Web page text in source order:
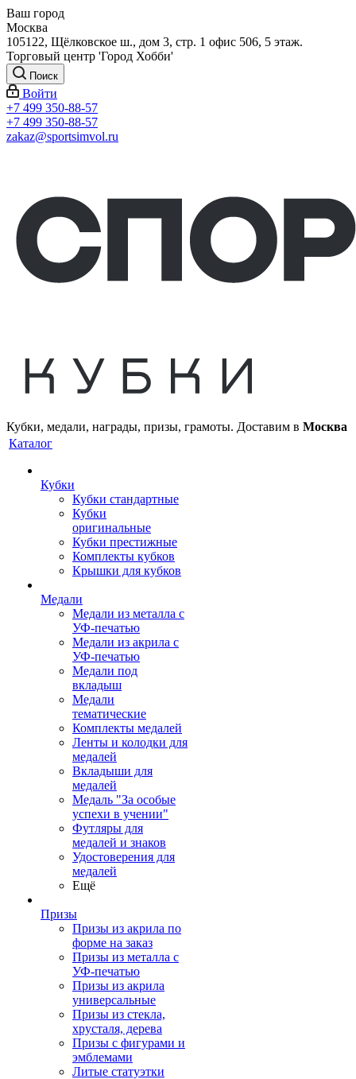
Ваш город
Москва
105122, Щёлковское ш., дом 3, стр. 1 офис 506, 5 этаж.
Торговый центр 'Город Хобби'
Поиск
Войти
+7 499 350-88-57
+7 499 350-88-57
zakaz@sportsimvol.ru
Кубки, медали, награды, призы, грамоты. Доставим в Москва
Каталог
Кубки
Кубки стандартные
Кубки
оригинальные
Кубки престижные
Комплекты кубков
Крышки для кубков
Медали
Медали из металла с
УФ-печатью
Медали из акрила с
УФ-печатью
Медали под
вкладыш
Медали
тематические
Комплекты медалей
Ленты и колодки для
медалей
Вкладыши для
медалей
Медаль "За особые
успехи в учении"
Футляры для
медалей и знаков
Удостоверения для
медалей
Ещё
Призы
Призы из акрила по
форме на заказ
Призы из металла с
УФ-печатью
Призы из акрила
универсальные
Призы из стекла,
хрусталя, дерева
Призы с фигурами и
эмблемами
Литые статуэтки